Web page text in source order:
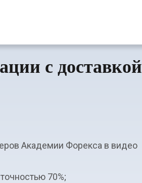
с доставкой
Академии Форекса в видео
70%;